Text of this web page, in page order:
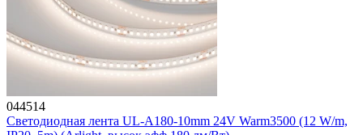
044514
Светодиодная лента UL-A180-10mm 24V Warm3500 (12 W/m,